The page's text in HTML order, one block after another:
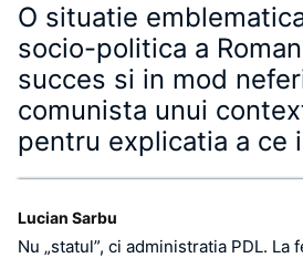
O situatie
socio-politica a
succes si in mod
comunista unui
pentru explicatia a ce
Lucian Sarbu
Nu „statul”, ci administratia PDL. La